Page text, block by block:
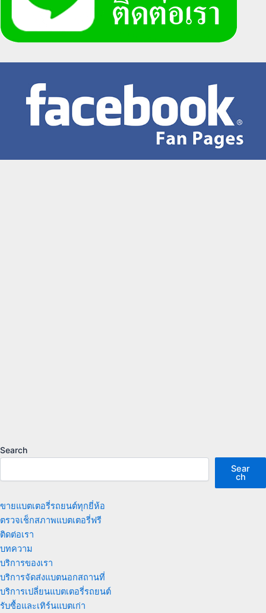
Search
Sear
ch
ขายแบตเตอรี่รถยนต์ทุกยี่ห้อ
ตรวจเช็กสภาพแบตเตอรี่ฟรี
ติดต่อเรา
บทความ
บริการของเรา
บริการจัดส่งแบตนอกสถานที่
บริการเปลี่ยนแบตเตอรี่รถยนต์
รับซื้อและเทิร์นแบตเก่า